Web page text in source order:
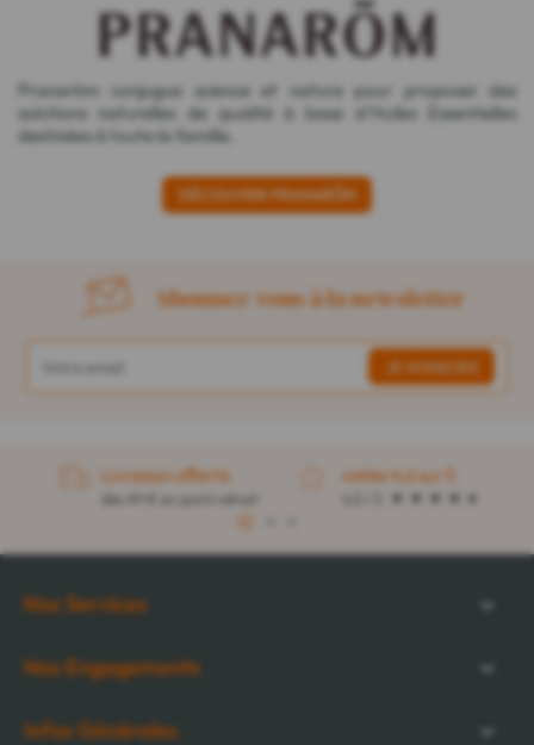
Pranarōm conjugue science et nature pour proposer des
solutions naturelles de qualité à base d'Huiles Essentielles
destinées à toute la famille.
DÉCOUVRIR PRANARÔM
Abonnez-vous à la newsletter
Livraison offerte
dès 49 € en point retrait
notée 4,6 sur 5
Nos Services
Nos Engagements
Infos Générales